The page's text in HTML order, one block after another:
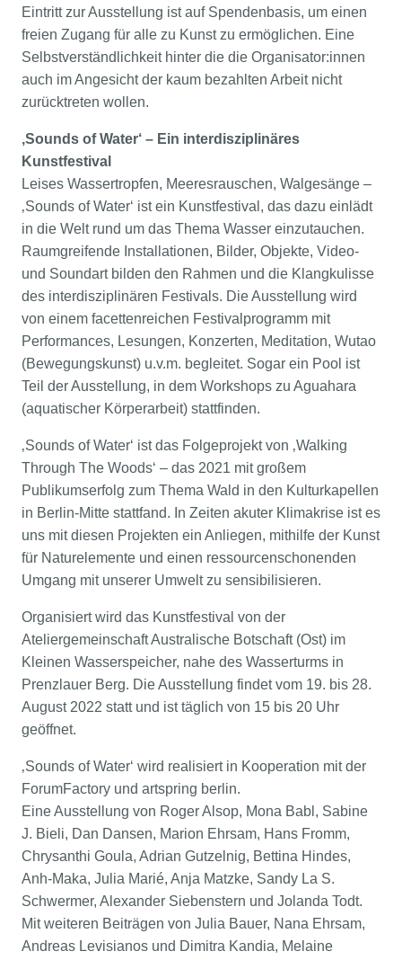
Eintritt zur Ausstellung ist auf Spendenbasis, um einen
freien Zugang für alle zu Kunst zu ermöglichen. Eine
Selbstverständlichkeit hinter die die Organisator:innen
auch im Angesicht der kaum bezahlten Arbeit nicht
zurücktreten wollen.
‚Sounds of Water‘ – Ein interdisziplinäres
Kunstfestival
Leises Wassertropfen, Meeresrauschen, Walgesänge –
‚Sounds of Water‘ ist ein Kunstfestival, das dazu einlädt
in die Welt rund um das Thema Wasser einzutauchen.
Raumgreifende Installationen, Bilder, Objekte, Video-
und Soundart bilden den Rahmen und die Klangkulisse
des interdisziplinären Festivals. Die Ausstellung wird
von einem facettenreichen Festivalprogramm mit
Performances, Lesungen, Konzerten, Meditation, Wutao
(Bewegungskunst) u.v.m. begleitet. Sogar ein Pool ist
Teil der Ausstellung, in dem Workshops zu Aguahara
(aquatischer Körperarbeit) stattfinden.
‚Sounds of Water‘ ist das Folgeprojekt von ‚Walking
Through The Woods‘ – das 2021 mit großem
Publikumserfolg zum Thema Wald in den Kulturkapellen
in Berlin-Mitte stattfand. In Zeiten akuter Klimakrise ist es
uns mit diesen Projekten ein Anliegen, mithilfe der Kunst
für Naturelemente und einen ressourcenschonenden
Umgang mit unserer Umwelt zu sensibilisieren.
Organisiert wird das Kunstfestival von der
Ateliergemeinschaft Australische Botschaft (Ost) im
Kleinen Wasserspeicher, nahe des Wasserturms in
Prenzlauer Berg. Die Ausstellung findet vom 19. bis 28.
August 2022 statt und ist täglich von 15 bis 20 Uhr
geöffnet.
‚Sounds of Water‘ wird realisiert in Kooperation mit der
ForumFactory und artspring berlin.
Eine Ausstellung von Roger Alsop, Mona Babl, Sabine
J. Bieli, Dan Dansen, Marion Ehrsam, Hans Fromm,
Chrysanthi Goula, Adrian Gutzelnig, Bettina Hindes,
Anh-Maka, Julia Marié, Anja Matzke, Sandy La S.
Schwermer, Alexander Siebenstern und Jolanda Todt.
Mit weiteren Beiträgen von Julia Bauer, Nana Ehrsam,
Andreas Levisianos und Dimitra Kandia, Melaine